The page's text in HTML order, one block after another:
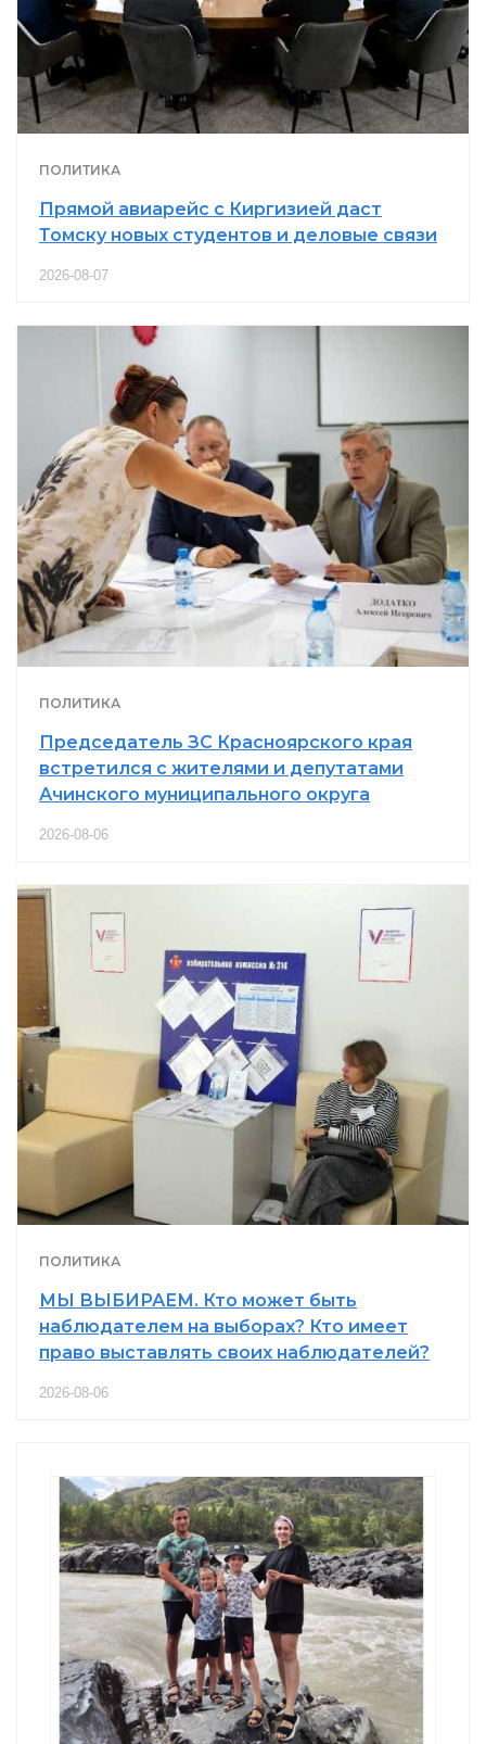
ПОЛИТИКА
Прямой авиарейс с Киргизией даст
Томску новых студентов и деловые связи
2026-08-07
ПОЛИТИКА
Председатель ЗС Красноярского края
встретился с жителями и депутатами
Ачинского муниципального округа
2026-08-06
ПОЛИТИКА
МЫ ВЫБИРАЕМ. Кто может быть
наблюдателем на выборах? Кто имеет
право выставлять своих наблюдателей?
2026-08-06